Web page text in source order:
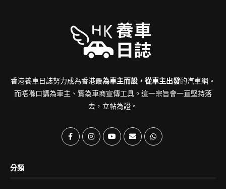
香港養車日誌努力成為香港最為車主而設，從車主出發的汽車網。
而唔喺口講為車主、實為車商宣傳工具。這一宗旨會一直堅持落
去，立帖為證。
分類